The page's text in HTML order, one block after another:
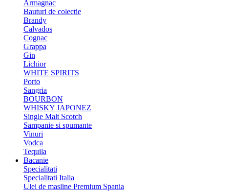
Armagnac
Bauturi de colectie
Brandy
Calvados
Cognac
Grappa
Gin
Lichior
WHITE SPIRITS
Porto
Sangria
BOURBON
WHISKY JAPONEZ
Single Malt Scotch
Sampanie si spumante
Vinuri
Vodca
Tequila
Bacanie
Specialitati
Specialitati Italia
Ulei de masline Premium Spania